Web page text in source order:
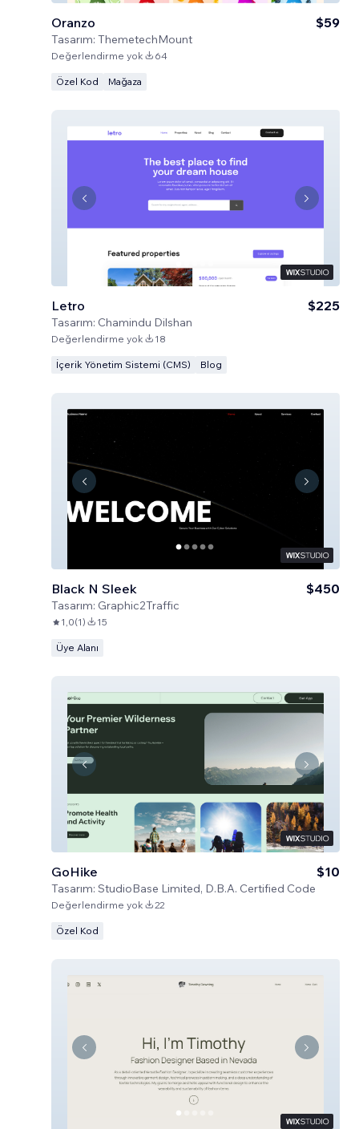
Oranzo
Tasarım: ThemetechMount
$59
Değerlendirme yok 64
Özel Kod Mağaza
Letro
Tasarım: Chamindu Dilshan
$225
Değerlendirme yok 18
İçerik Yönetim Sistemi (CMS) Blog
Black N Sleek
Tasarım: Graphic2Traffic
$450
1,0(1) 15
Üye Alanı
GoHike
Tasarım: StudioBase Limited, D.B.A. Certified Code
$10
Değerlendirme yok 22
Özel Kod